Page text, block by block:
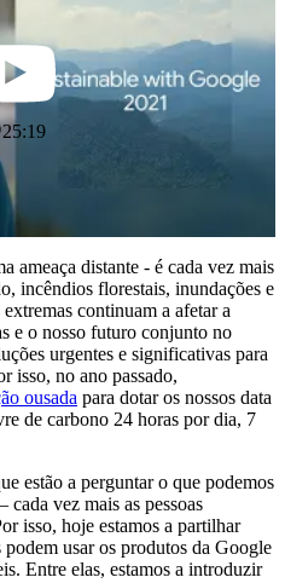
25:19
ameaça distante - é cada vez mais
incêndios florestais, inundações e
continuam a afetar a
e o nosso futuro conjunto no
urgentes e significativas para
isso, no ano passado,
ousada para dotar os nossos data
de carbono 24 horas por dia, 7
estão a perguntar o que podemos
cada vez mais as pessoas
isso, hoje estamos a partilhar
podem usar os produtos da Google
Entre elas, estamos a introduzir